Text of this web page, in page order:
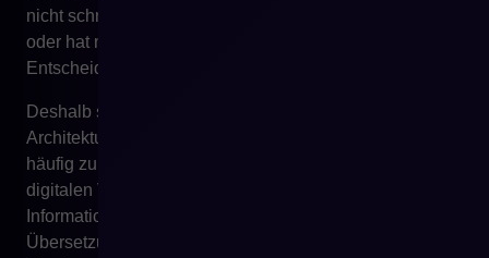
nicht schnell ändern. Der Kunde findet das Produkt nicht
oder hat nicht genügend Informationen, um eine
Entscheidung zu treffen.
Deshalb sollte ERP in einer reifen E-Commerce-
Architektur Quelle operativer Daten sein, aber PIM wird
häufig zur Quelle der Wahrheit für Produktdaten, die im
digitalen Vertrieb genutzt werden. PIM ordnet
Informationen, Attribute, Beschreibungen, Multimedia,
Übersetzungen und Katalogstruktur. Die E-Commerce-